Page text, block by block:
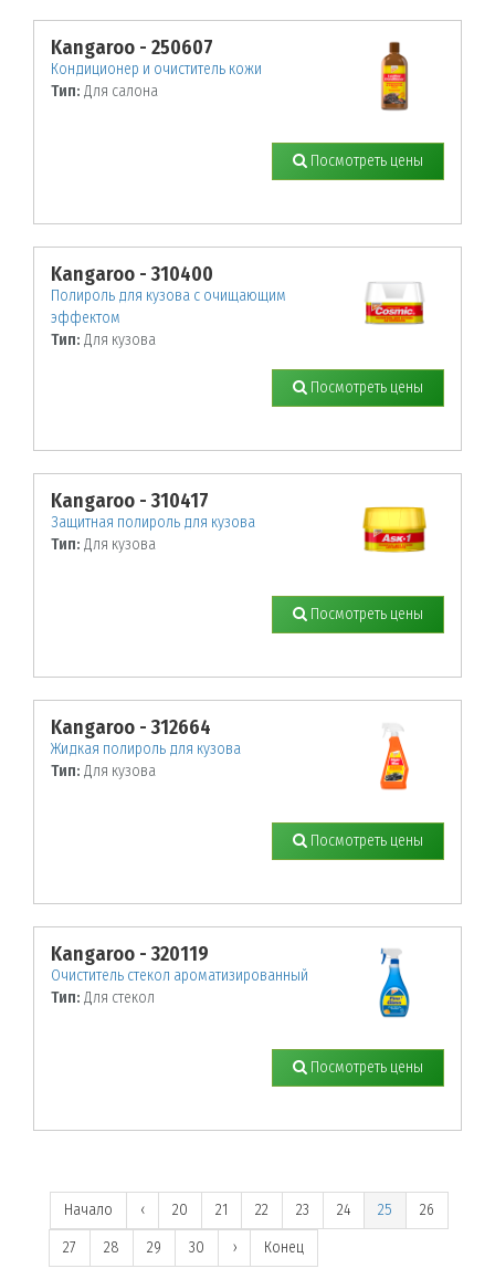
Kangaroo - 250607
Кондиционер и очиститель кожи
Тип: Для салона
Посмотреть цены
Kangaroo - 310400
Полироль для кузова с очищающим
эффектом
Тип: Для кузова
Посмотреть цены
Kangaroo - 310417
Защитная полироль для кузова
Тип: Для кузова
Посмотреть цены
Kangaroo - 312664
Жидкая полироль для кузова
Тип: Для кузова
Посмотреть цены
Kangaroo - 320119
Очиститель стекол ароматизированный
Тип: Для стекол
Посмотреть цены
Начало ‹ 20 21 22 23 24 25
26
27
28 29 30 › Конец